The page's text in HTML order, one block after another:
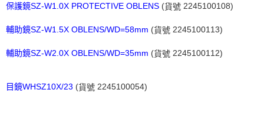
保護鏡SZ-W1.0X PROTECTIVE OBLENS (貨號 2245100108)
輔助鏡SZ-W1.5X OBLENS/WD=58mm (貨號 2245100113)
輔助鏡SZ-W2.0X OBLENS/WD=35mm (貨號 2245100112)
目鏡WHSZ10X/23 (貨號 2245100054)